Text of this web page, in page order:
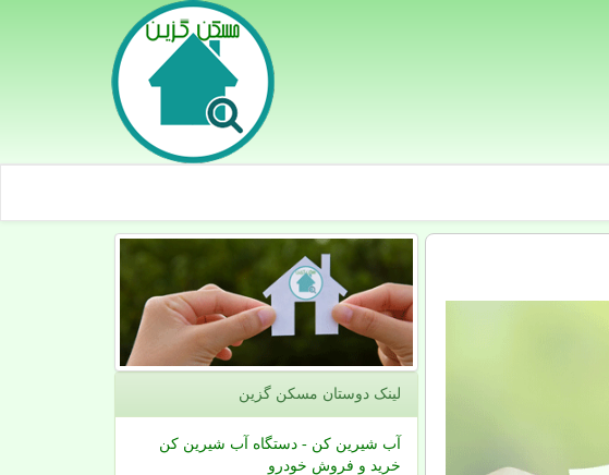
لینک دوستان مسكن گزین
آب شیرین کن - دستگاه آب شیرین کن
خرید و فروش خودرو